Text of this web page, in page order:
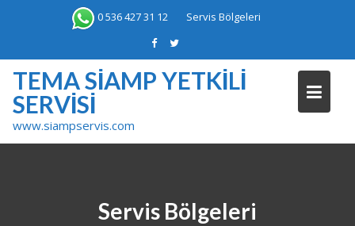
0 536 427 31 12 Servis Bölgeleri
TEMA SIAMP YETKILI
SERVISI
www.siampservis.com
Servis Bölgeleri